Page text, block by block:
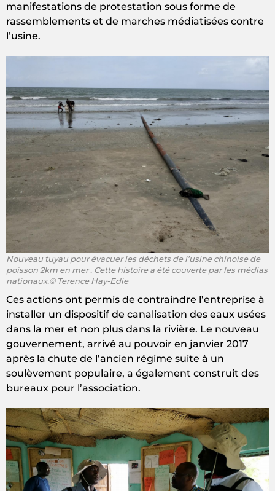
manifestations de protestation sous forme de
rassemblements et de marches médiatisées contre
l’usine.
Nouveau tuyau pour évacuer les déchets de l’usine chinoise de
poisson 2km en mer . Cette histoire a été couverte par les médias
nationaux.© Terence Hay-Edie
Ces actions ont permis de contraindre l’entreprise à
installer un dispositif de canalisation des eaux usées
dans la mer et non plus dans la rivière. Le nouveau
gouvernement, arrivé au pouvoir en janvier 2017
après la chute de l’ancien régime suite à un
soulèvement populaire, a également construit des
bureaux pour l’association.